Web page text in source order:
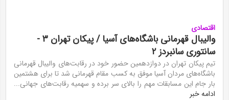
اقتصادی
والیبال قهرمانی باشگاه‌های آسیا / پیکان تهران ۳ -
سانتوری سانبردز ۲
تیم پیکان تهران در دوازدهمین حضور خود در رقابت‌های والیبال قهرمانی
باشگاه‌های مردان آسیا موفق به کسب مقام قهرمانی شد تا برای هشتمین
بار جام این مسابقات مهم را بالای سر برده و سهمیه رقابت‌های جهانی...
ادامه خبر